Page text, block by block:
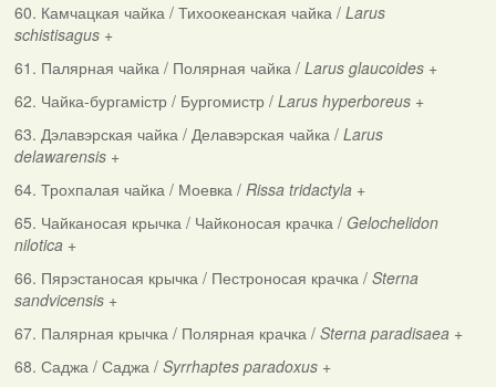
60. Камчацкая чайка / Тихоокеанская чайка / Larus
schistisagus+
61. Палярная чайка / Полярная чайка / Larus glaucoides+
62. Чайка-бургамістр / Бургомистр / Larus hyperboreus+
63. Дэлавэрская чайка / Делавэрская чайка / Larus
delawarensis+
64. Трохпалая чайка / Моевка / Rissa tridactyla+
65. Чайканосая крычка / Чайконосая крачка / Gelochelidon
nilotica+
66. Пярэстаносая крычка / Пестроносая крачка / Sterna
sandvicensis+
67. Палярная крычка / Полярная крачка / Sterna paradisaea+
68. Саджа / Саджа / Syrrhaptes paradoxus+